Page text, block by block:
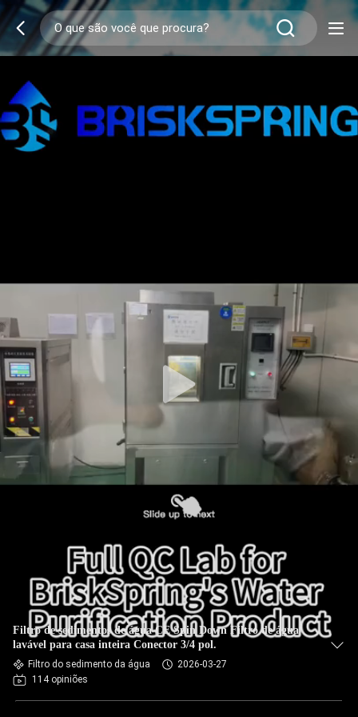
Filtro de sedimentos de água CE Spin Down Filtro de água
lavável para casa inteira Conector 3/4 pol.
Filtro do sedimento da água
2026-03-27
114 opiniões